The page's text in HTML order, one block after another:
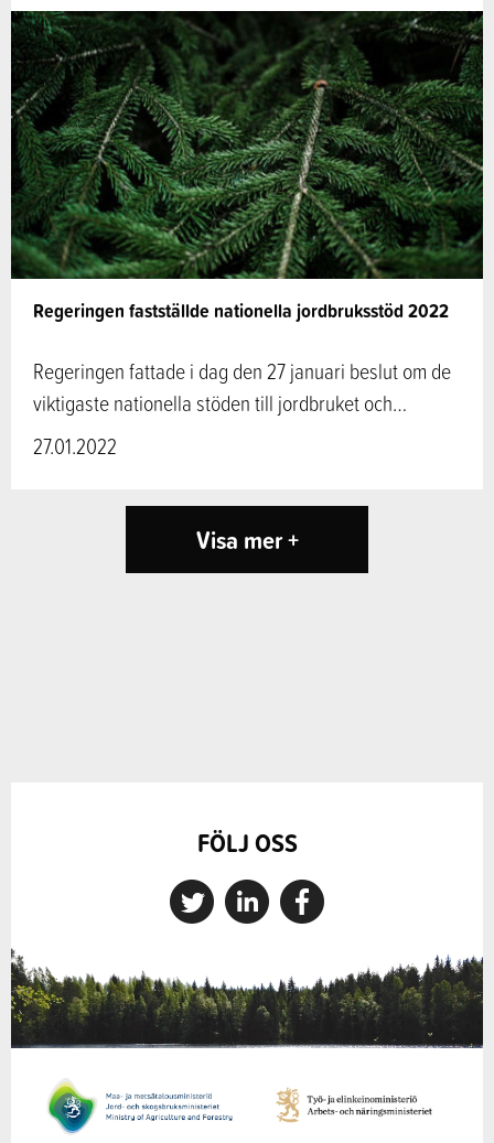
Regeringen fastställde nationella jordbruksstöd 2022
Regeringen fattade i dag den 27 januari beslut om de
viktigaste nationella stöden till jordbruket och…
27.01.2022
Visa mer +
FÖLJ OSS